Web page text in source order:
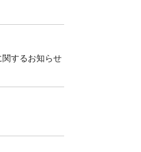
するお知らせ